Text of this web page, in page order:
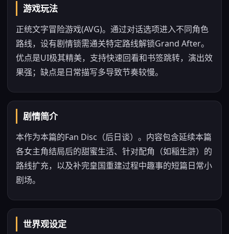
游戏玩法
正统文字冒险游戏(AVG)。通过对话选项进入不同角色
路线，设有剧情锁需通关特定路线解锁Grand After。
优点是UI极其精美，支持快速回看和书签跳转，演出效
果强；缺点是日常描写多导致节奏较慢。
剧情简介
本作为本篇的Fan Disc（后日谈）。内容包含延续本篇
各女主角结局后的甜蜜生活、针对配角（如稲生滸）的
路线扩充，以及补完皇国重建过程中趣事的短篇日常小
剧场。
世界观设定